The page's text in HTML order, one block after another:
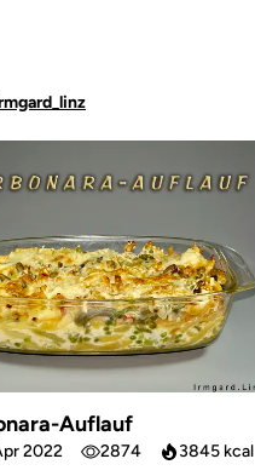
Auflauf
2022 2874 3845 kcal